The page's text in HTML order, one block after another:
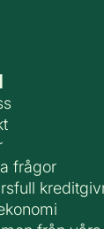
frågor